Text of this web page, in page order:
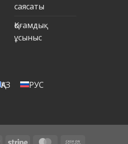
саясаты
Қоғамдық
ұсыныс
ҚАЗ РУС